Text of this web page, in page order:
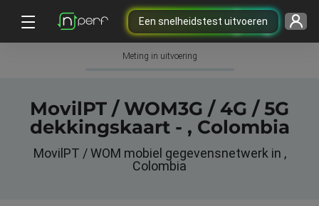
Een snelheidstest uitvoeren
Meting in uitvoering
MovilPT / WOM3G / 4G / 5G
dekkingskaart - , Colombia
MovilPT / WOM mobiel gegevensnetwerk in ,
Colombia